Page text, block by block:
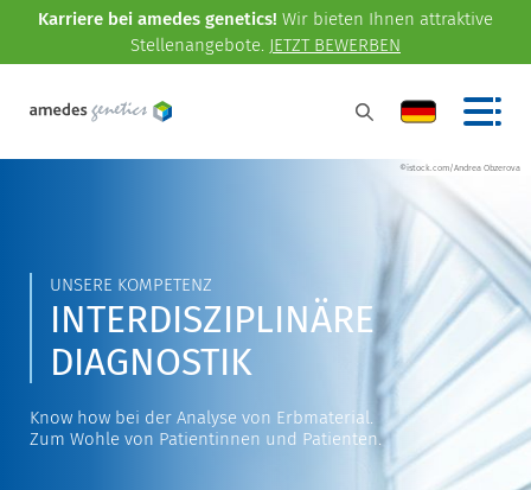
Karriere bei amedes genetics! Wir bieten Ihnen attraktive
Stellenangebote. JETZT BEWERBEN
©istock.com/Andrea Obzerova
UNSERE KOMPETENZ
INTERDISZIPLINÄRE
DIAGNOSTIK
Know how bei der Analyse von Erbmaterial.
Zum Wohle von Patientinnen und Patienten.